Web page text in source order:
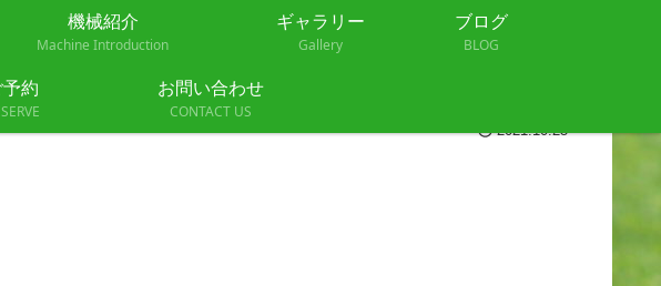
機械紹介
Machine Introduction
ギャラリー
Gallery
ブログ
BLOG
予約
お問い合わせ
CONTACT US
2021.10.25